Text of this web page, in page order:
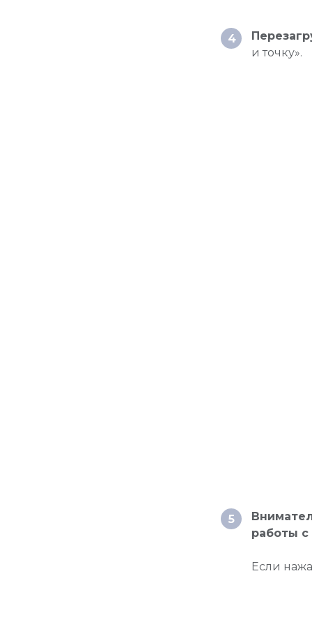
4
и точку».
5
работы с
Если